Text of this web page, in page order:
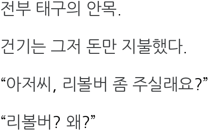
전부 태구의 안목
건기는 그저 돈만 지불했다.
“아저씨 리볼버 좀 주실래요?”
“리볼버 ? 왜 ?”